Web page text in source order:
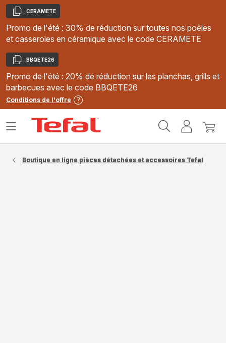
Copier
CERAMETE
Promo de l'été : 30% de réduction sur toutes nos poêles
et casseroles en céramique avec le code CERAMETE
Copier
BBQETE26
Promo de l'été : 20% de réduction sur les planchas, grills et
barbecues avec le code BBQETE26
Conditions de l'offre
MonMon
Ouvrir
Boutique en ligne pièces détachées et accessoires Tefal